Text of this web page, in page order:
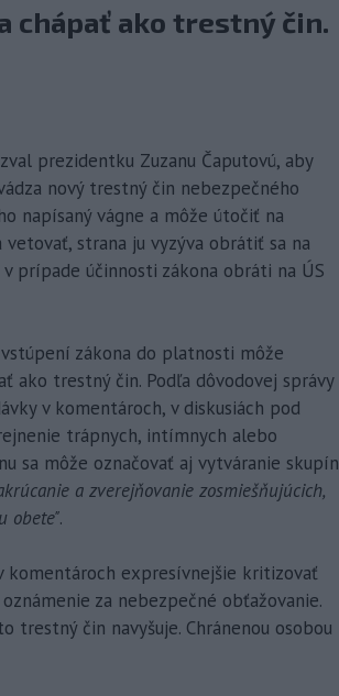
ako trestný čin.
prezidentku Zuzanu Čaputovú, aby
nový trestný čin nebezpečného
napísaný vágne a môže útočiť na
strana ju vyzýva obrátiť sa na
v prípade účinnosti zákona obráti na ÚS
zákona do platnosti môže
ako trestný čin. Podľa dôvodovej správy
v komentároch, v diskusiách pod
trápnych, intímnych alebo
sa môže označovať aj vytváranie skupín
a zverejňovanie zosmiešňujúcich,
obete".
komentároch expresívnejšie kritizovať
za nebezpečné obťažovanie.
trestný čin navyšuje. Chránenou osobou